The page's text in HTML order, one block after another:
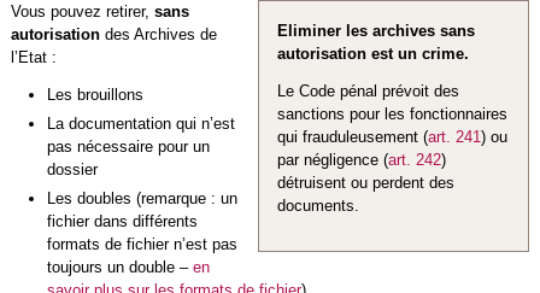
Eliminer les archives sans
autorisation est un crime.
Le Code pénal prévoit des
sanctions pour les fonctionnaires
qui frauduleusement (art. 241) ou
par négligence (art. 242)
détruisent ou perdent des
documents.
Vous pouvez retirer, sans
autorisation des Archives de
l’Etat :
Les brouillons
La documentation qui n’est
pas nécessaire pour un
dossier
Les doubles (remarque : un
fichier dans différents
formats de fichier n’est pas
toujours un double – en